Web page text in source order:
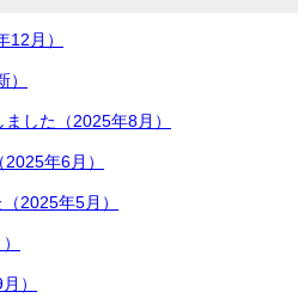
月）
した（2025年8月）
年6月）
2025年5月）
）